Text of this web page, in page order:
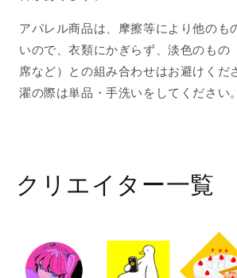
アパレル商品は、摩擦等により他のも
いので、衣類にかぎらず、淡色のもの
席など）との組み合わせはお避けくだ
濯の際は単品・手洗いをしてください。
クリエイター一覧